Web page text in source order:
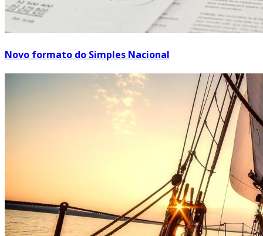
Novo formato do Simples Nacional